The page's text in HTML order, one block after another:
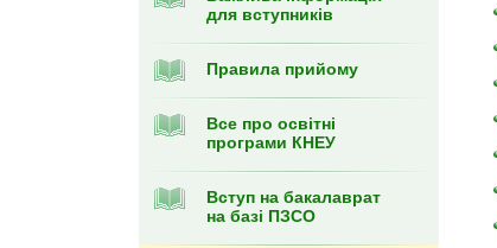
для вступників
Правила прийому
Все про освітні
програми КНЕУ
Вступ на бакалаврат
на базі ПЗСО